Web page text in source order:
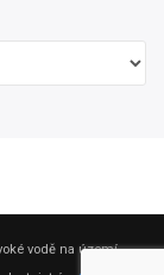
vodě na území